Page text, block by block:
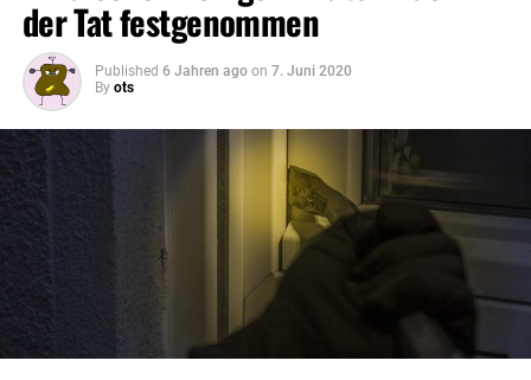
der Tat festgenommen
Published 6 Jahren ago on 7. Juni 2020
By ots